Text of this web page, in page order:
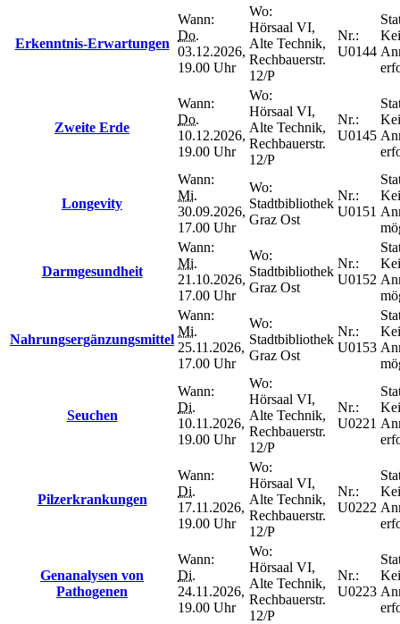
Erkenntnis-Erwartungen
Wann:
Do.
03.12.2026,
19.00 Uhr
Wo:
Hörsaal VI,
Alte Technik,
Rechbauerstr.
12/P
Nr.:
U0144
Zweite Erde
Wann:
Do.
10.12.2026,
19.00 Uhr
Wo:
Hörsaal VI,
Alte Technik,
Rechbauerstr.
12/P
Nr.:
U0145
Longevity
Wann:
Mi.
30.09.2026,
17.00 Uhr
Wo:
Stadtbibliothek
Graz Ost
Nr.:
U0151
Darmgesundheit
Wann:
Mi.
21.10.2026,
17.00 Uhr
Wo:
Stadtbibliothek
Graz Ost
Nr.:
U0152
Nahrungsergänzungsmittel
Wann:
Mi.
25.11.2026,
17.00 Uhr
Wo:
Stadtbibliothek
Graz Ost
Nr.:
U0153
Seuchen
Wann:
Di.
10.11.2026,
19.00 Uhr
Wo:
Hörsaal VI,
Alte Technik,
Rechbauerstr.
12/P
Nr.:
U0221
Pilzerkrankungen
Wann:
Di.
17.11.2026,
19.00 Uhr
Wo:
Hörsaal VI,
Alte Technik,
Rechbauerstr.
12/P
Nr.:
U0222
Genanalysen von
Pathogenen
Wann:
Di.
24.11.2026,
19.00 Uhr
Wo:
Hörsaal VI,
Alte Technik,
Rechbauerstr.
12/P
Nr.:
U0223